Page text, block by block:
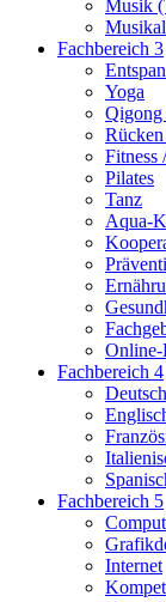
Musik
Fachbereich 3
Yoga
Qigong
Fitness
Pilates
Tanz
Aqua-
Online-
Fachbereich 4
Deutsch
Fachbereich 5
Internet